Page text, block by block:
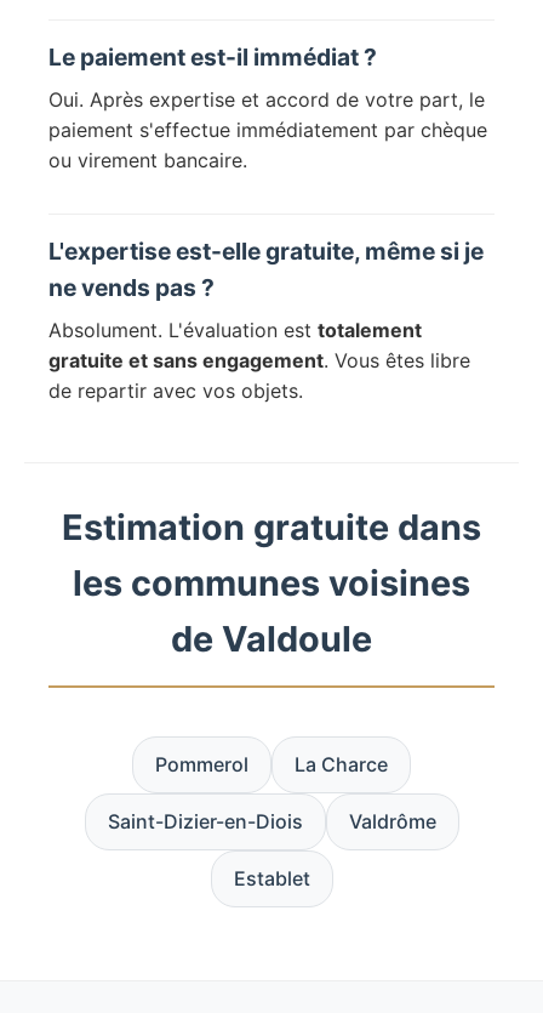
Le paiement est-il immédiat ?
Oui. Après expertise et accord de votre part, le
paiement s'effectue immédiatement par chèque
ou virement bancaire.
L'expertise est-elle gratuite, même si je
ne vends pas ?
Absolument. L'évaluation est totalement
gratuite et sans engagement. Vous êtes libre
de repartir avec vos objets.
Estimation gratuite dans
les communes voisines
de Valdoule
Pommerol La Charce
Saint-Dizier-en-Diois Valdrôme
Establet